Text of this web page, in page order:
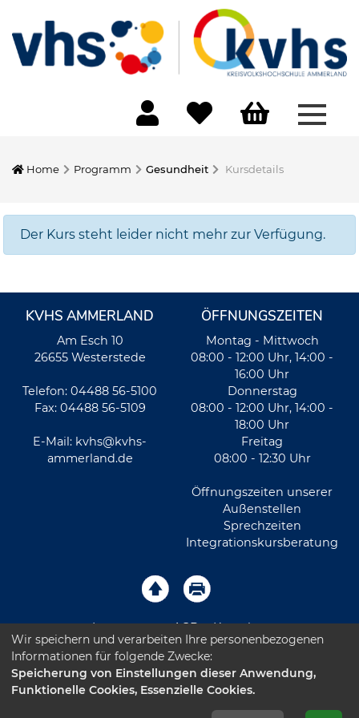
Home Programm Gesundheit Kursdetails
Der Kurs steht leider nicht mehr zur Verfügung.
KVHS AMMERLAND
Am Esch 10
26655 Westerstede
Telefon: 04488 56-5100
Fax: 04488 56-5109
E-Mail: kvhs@kvhs-
ammerland.de
ÖFFNUNGSZEITEN
Montag - Mittwoch
08:00 - 12:00 Uhr, 14:00 -
16:00 Uhr
Donnerstag
08:00 - 12:00 Uhr, 14:00 -
18:00 Uhr
Freitag
08:00 - 12:30 Uhr
Öffnungszeiten unserer
Außenstellen
Sprechzeiten
Integrationskursberatung
Impressum AGB Kontakt
Sitemap Datenschutz Leichte Sprache
Barrierefreiheitserklärung
Wir speichern und verarbeiten Ihre personenbezogenen
Informationen für folgende Zwecke:
Speicherung von Einstellungen dieser Anwendung,
Funktionelle Cookies, Essenzielle Cookies.